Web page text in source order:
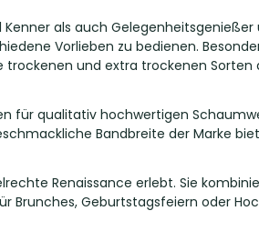
als auch
Vorlieben zu bedienen.
und extra trockenen Sorten
qualitativ hochwertigen
Bandbreite der Marke
Renaissance erlebt. Sie
Geburtstagsfeiern oder